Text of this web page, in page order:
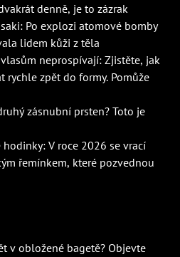
denně, je to zázrak
Po explozi atomové bomby
lidem kůži z těla
neprospívají: Zjistěte, jak
rychle zpět do formy. Pomůže
zásnubní prsten? Toto je
V roce 2026 se vrací
řemínkem, které pozvednou
v obložené bagetě? Objevte